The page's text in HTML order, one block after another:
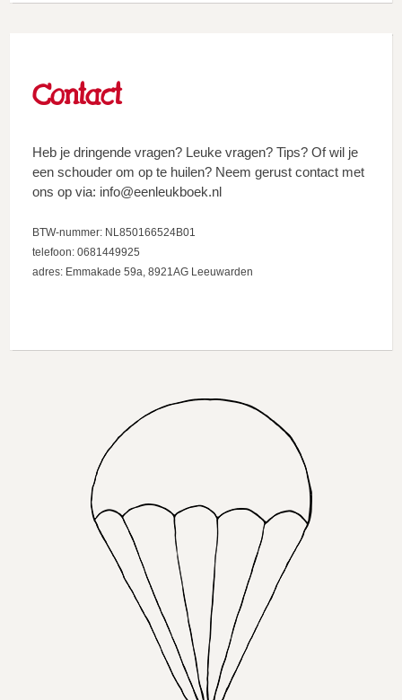
Contact
Heb je dringende vragen? Leuke vragen? Tips? Of wil je
een schouder om op te huilen? Neem gerust contact met
ons op via: info@eenleukboek.nl
BTW-nummer: NL850166524B01
telefoon: 0681449925
adres: Emmakade 59a, 8921AG Leeuwarden